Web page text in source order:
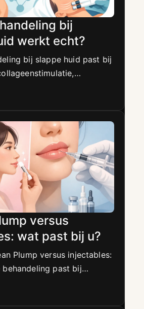
bij
werkt echt?
bij slappe huid past bij
verstevigen op termijn.
versus
wat past bij u?
Plump versus injectables:
past bij
uitstraling nu.